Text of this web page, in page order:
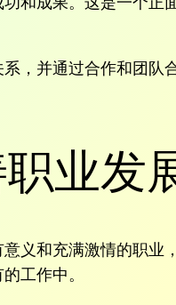
，并通过合作和团队
业发
义和充满激情的职业
工作中。